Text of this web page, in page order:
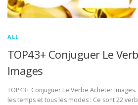
ALL
TOP43+ Conjuguer Le
Images
TOP43+ Conjuguer Le Verbe Acheter
les temps et tous les modes : Ce sont 22